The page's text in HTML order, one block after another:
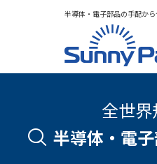
半導体・電子部品の手配か
全世界
半導体・電